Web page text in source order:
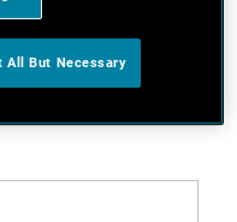
All But Necessary